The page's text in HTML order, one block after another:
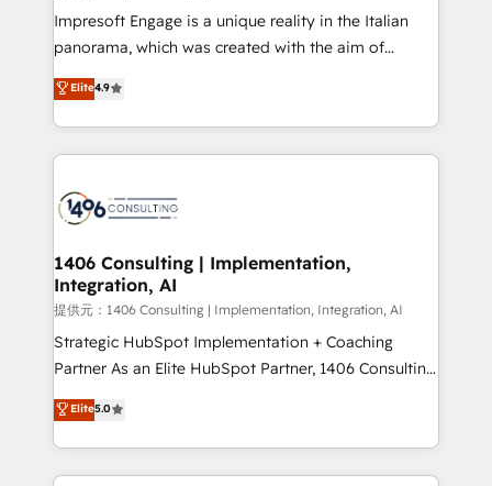
that think, connect, and scale. Our approach goes
beyond configuration. We embed ourselves in our
actually runs, and architect solutions that make
technology work harder — so their people don't
Impresoft Engage is a unique reality in the Italian
panorama, which was created with the aim of
putting Customer Experience at the center by
creating digital environments capable of integrating
people, processes and data. We offer the best
digital solutions on the market, ranging from CRM
marketing automation to online and offline sales
allowing companies to optimize processes and meet
the needs of the customer. We are part of Impresoft
Group, a group of specialized and complementary
companies that divide their offer into 4
Competence Centers: Smart Manufacturing,
The synergies generated by these integrations,
together with the combination of talents, skills,
Elite4.9
1406 Consulting | Implementation,
Integration, AI
提供元：1406 Consulting | Implementation, Integration, AI
Strategic HubSpot Implementation + Coaching
Partner As an Elite HubSpot Partner, 1406 Consulting
helps mid-market revenue teams transform how
they sell, market, and serve. We don't just build your
HubSpot—we teach your team to own it, then stay
to help you keep winning. What We Do ⚙️ CRM
Elite5.0